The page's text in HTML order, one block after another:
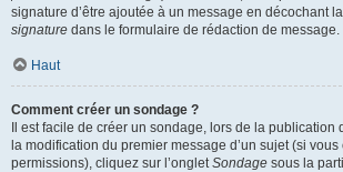
signature d’être ajoutée à un message en décochant
signature dans le formulaire de rédaction de message.
Haut
Comment créer un sondage ?
Il est facile de créer un sondage, lors de la publication
la modification du premier message d’un sujet (si
permissions), cliquez sur l’ongletSondage sous la